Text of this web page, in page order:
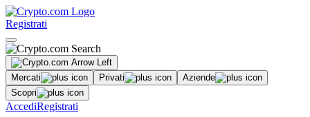
Registrati
Mercati Privati
Aziende
Scopri
AccediRegistrati